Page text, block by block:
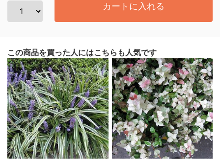
カートに入れる
この商品を買った人にはこちらも人気です